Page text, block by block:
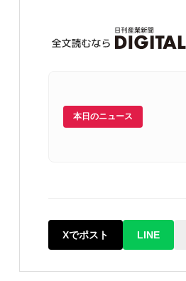
本日のニュース
Xでポスト LINE